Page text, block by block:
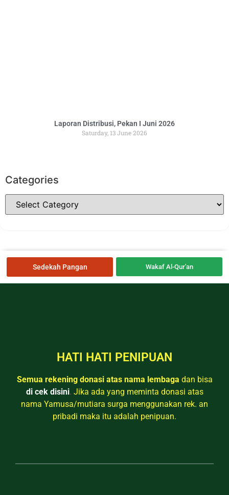
Laporan Distribusi, Pekan I Juni 2026
Saturday, 13 June 2026
Categories
Sedekah Pangan Wakaf Al-Qur'an
HATI HATI PENIPUAN
Semua rekening donasi atas nama lembaga dan bisa
di cek disini. Jika ada yang meminta donasi atas
nama Yamusa/mutiara surga menggunakan rek. an
pribadi maka itu adalah penipuan.